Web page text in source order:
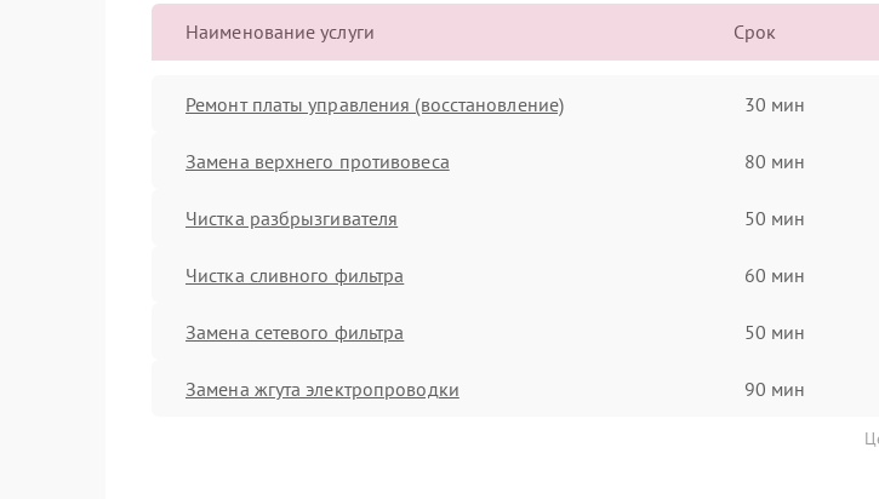
Наименование услуги Срок
Ремонт платы управления (восстановление) 30 мин
Замена верхнего противовеса 80 мин
Чистка разбрызгивателя 50 мин
Чистка сливного фильтра 60 мин
Замена сетевого фильтра 50 мин
Замена жгута электропроводки 90 мин